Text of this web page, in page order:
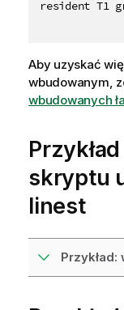
resident T1
Aby uzyskać
wbudowanym,
wbudowanych
skryptu
linest